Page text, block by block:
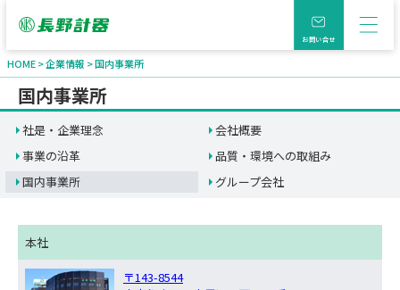
お問い合せ
HOME 企業情報 国内事業所
国内事業所
社是・企業理念
会社概要
事業の沿革
品質・環境への取組み
国内事業所
グループ会社
本社
〒143-8544